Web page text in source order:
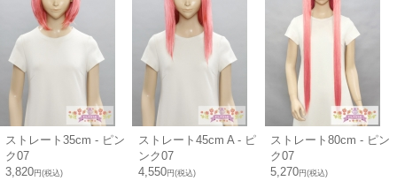
ストレート35cm - ピン
ク07
3,820円(税込)
ストレート45cm A - ピ
ンク07
4,550円(税込)
ストレート80cm - ピン
ク07
5,270円(税込)